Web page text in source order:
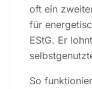
oft ein
für
EStG. Er
So